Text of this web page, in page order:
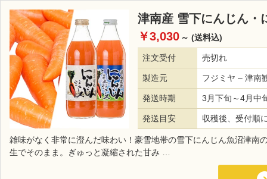
津南産 雪下にんじん・
￥3,030 ～ (送料込)
注文受付 売切れ
製造元 フジミヤ – 津南
発送時期 3月下旬～4月中
発送目安 収穫後、受付順
雑味がなく非常に澄んだ味わい！豪雪地帯の雪下にんじん魚沼津
生でそのまま。ぎゅっと凝縮された甘み …